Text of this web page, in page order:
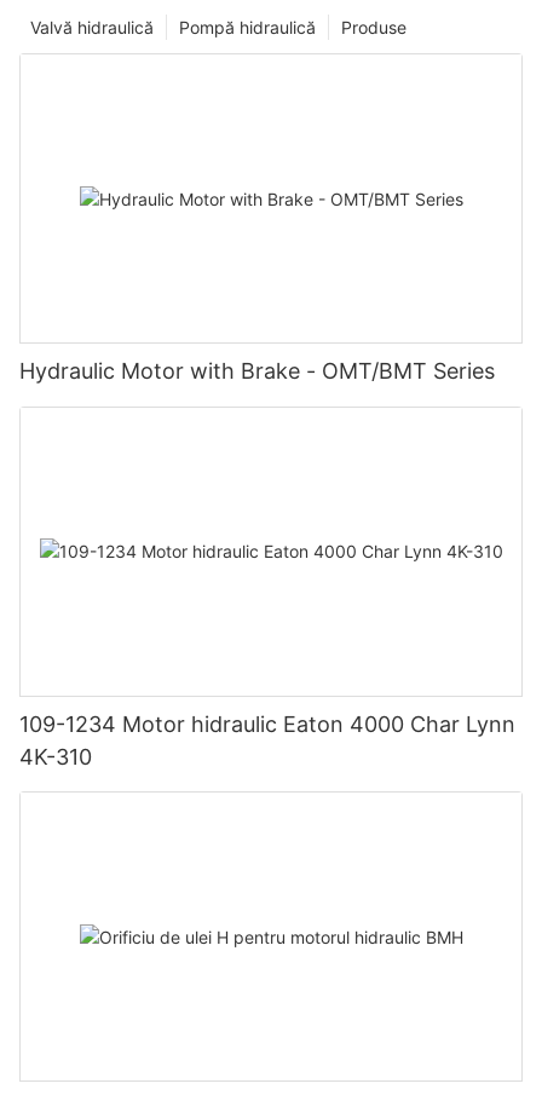
Produse
Pompă hidraulică
Valvă hidraulică
Hydraulic Motor with Brake - OMT/BMT Series
109-1234 Motor hidraulic Eaton 4000 Char Lynn
4K-310